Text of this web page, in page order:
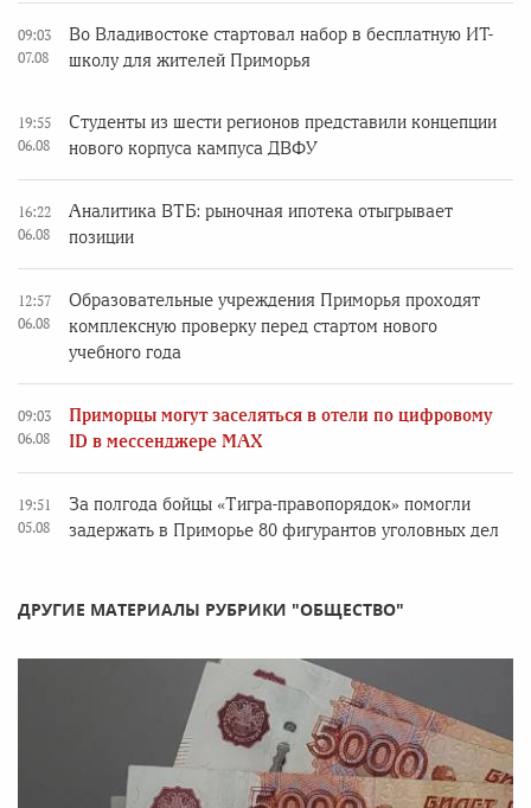
09:03
07.08
Во Владивостоке стартовал набор в бесплатную ИТ-
школу для жителей Приморья
19:55
06.08
Студенты из шести регионов представили концепции
нового корпуса кампуса ДВФУ
16:22
06.08
Аналитика ВТБ: рыночная ипотека отыгрывает
позиции
12:57
06.08
Образовательные учреждения Приморья проходят
комплексную проверку перед стартом нового
учебного года
09:03
06.08
Приморцы могут заселяться в отели по цифровому
ID в мессенджере MAX
19:51
05.08
За полгода бойцы «Тигра-правопорядок» помогли
задержать в Приморье 80 фигурантов уголовных дел
ДРУГИЕ МАТЕРИАЛЫ РУБРИКИ "ОБЩЕСТВО"